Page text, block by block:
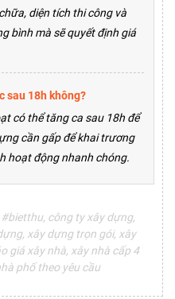
diện tích thi công và
bình mà sẽ quyết định giá
sau 18h không?
có thể tăng ca sau 18h để
cần gấp để khai trương
hoạt động nhanh chóng.
công ty xây dựng,
xây dựng trọn gói, xây
giá xây nhà, xây nhà cấp 4
phố theo yêu cầu